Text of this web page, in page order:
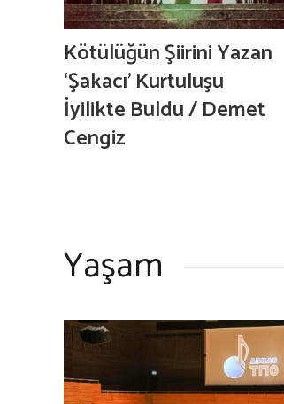
Kötülüğün Şiirini Yazan
‘Şakacı’ Kurtuluşu
İyilikte Buldu / Demet
Cengiz
Yaşam